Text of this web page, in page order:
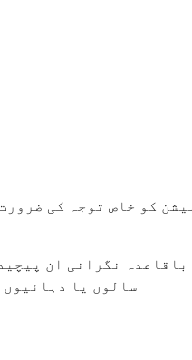
کو خاص توجہ کی
باقاعدہ نگرانی ان
سالوں یا